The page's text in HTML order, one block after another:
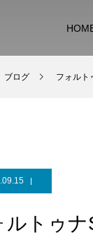
ブログ フォルト
ルトゥ